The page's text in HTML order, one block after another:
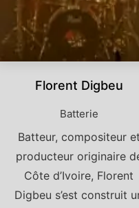
Florent Digbeu
Batterie
Batteur, compositeur et
producteur originaire
Côte d’Ivoire, Florent
Digbeu s’est construit